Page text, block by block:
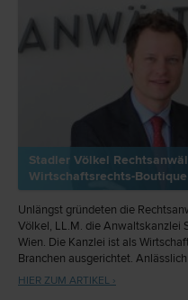
Stadler Völkel
Wirtschaftsrechts-
Unlängst gründeten die
Völkel, LL.M. die Anwaltskanzlei
Wien. Die Kanzlei ist als
Branchen ausgerichtet.
meinanwalt.at die beiden
HIER ZUM ARTIKEL ›